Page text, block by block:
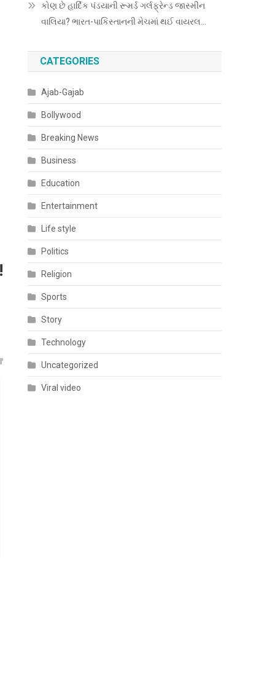
કોણ છે હાર્દિક પંડયાની રૂમર્ડ ગર્લફ્રેન્ડ જાસ્મીન
વાલિયા? ભારત-પાકિસ્તાનની મેચમાં થઈ વાયરલ…
CATEGORIES
Ajab-Gajab
Bollywood
Breaking News
Business
Education
Entertainment
Life style
Politics
Religion
Sports
Story
Technology
Uncategorized
Viral video